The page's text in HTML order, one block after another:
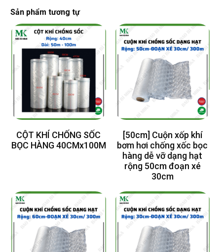
Sản phẩm tương tự
CỘT KHÍ CHỐNG SỐC
BỌC HÀNG 40CMx100M
[50cm] Cuộn xốp khí
bơm hơi chống xốc bọc
hàng dễ vỡ dạng hạt
rộng 50cm đoạn xé
30cm